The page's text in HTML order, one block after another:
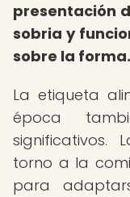
presentación
sobria y
sobre la forma.
La etiqueta
época
significativos.
torno a la
para